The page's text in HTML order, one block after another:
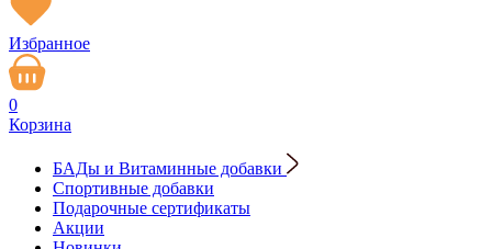
Избранное
0
Корзина
БАДы и Витаминные добавки
Спортивные добавки
Подарочные сертификаты
Акции